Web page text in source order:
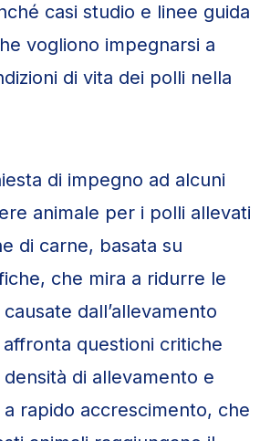
casi studio e linee guida
vogliono impegnarsi a
di vita dei polli nella
di impegno ad alcuni
animale per i polli allevati
di carne, basata su
che mira a ridurre le
dall’allevamento
affronta questioni critiche
di allevamento e
a rapido accrescimento, che